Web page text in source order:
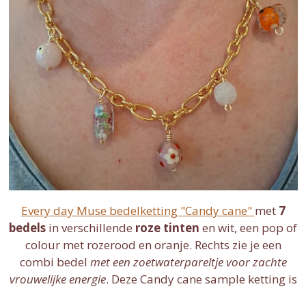
Every day Muse bedelketting "Candy cane" met 7
bedels in verschillende roze tinten en wit, een pop of
colour met rozerood en oranje. Rechts zie je een
combi bedel met een zoetwaterpareltje voor zachte
vrouwelijke energie. Deze Candy cane sample ketting is